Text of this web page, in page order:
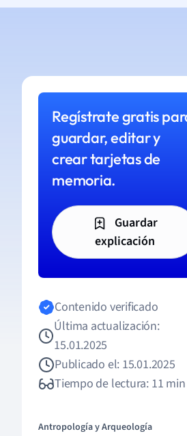
Regístrate gratis
guardar, editar y
crear tarjetas de
memoria.
Guardar
explicación
Contenido verificado
Última actualización:
15.01.2025
Publicado el: 15.01.2025
Tiempo de lectura: 11 min
Antropología y Arqueología